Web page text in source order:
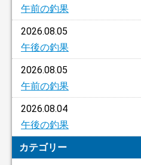
午前の釣果
2026.08.05
午後の釣果
2026.08.05
午前の釣果
2026.08.04
午後の釣果
カテゴリー